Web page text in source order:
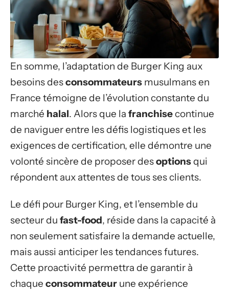
En somme, l’adaptation de Burger King aux
besoins desconsommateurs musulmans en
France témoigne de l’évolution constante du
marché halal. Alors que la franchisecontinue
de naviguer entre les défis logistiques et les
exigences de certification, elle démontre une
volonté sincère de proposer desoptionsqui
répondent aux attentes de tous ses clients.
Le défi pour Burger King, et l’ensemble du
secteur du fast-food, réside dans la capacité à
non seulement satisfaire la demande actuelle,
mais aussi anticiper les tendances futures.
Cette proactivité permettra de garantir à
chaque consommateur une expérience